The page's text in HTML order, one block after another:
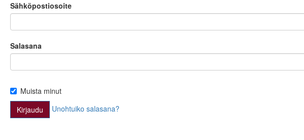
Sähköpostiosoite
Salasana
Muista minut
Unohtuiko salasana?